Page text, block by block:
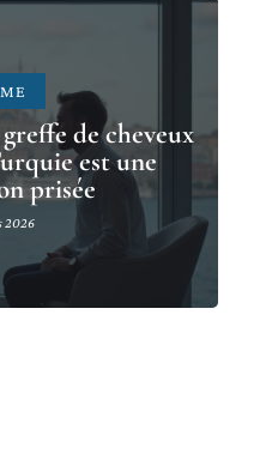
de cheveux
est une
prisée
2026